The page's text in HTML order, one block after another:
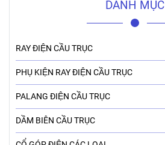
DANH MỤC
RAY ĐIỆN CẦU TRỤC
PHỤ KIỆN RAY ĐIỆN CẦU TRỤC
PALANG ĐIỆN CẦU TRỤC
DẦM BIÊN CẦU TRỤC